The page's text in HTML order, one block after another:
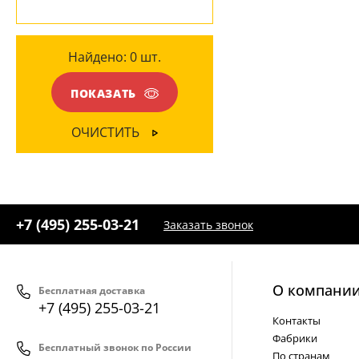
Белый(2)
Найдено: 0 шт.
ПОКАЗАТЬ
ОЧИСТИТЬ
+7 (495) 255-03-21 Заказать звонок
Бесплатная доставка
+7 (495) 255-03-21
Бесплатный звонок по России
О
Контакты
Фабрики
По странам